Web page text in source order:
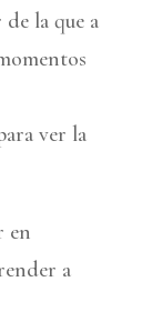
la que a
ver la
en
a